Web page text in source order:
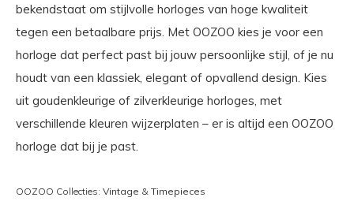
bekendstaat om stijlvolle horloges van hoge kwaliteit
tegen een betaalbare prijs. Met OOZOO kies je voor een
horloge dat perfect past bij jouw persoonlijke stijl, of je nu
houdt van een klassiek, elegant of opvallend design. Kies
uit goudenkleurige of zilverkleurige horloges, met
verschillende kleuren wijzerplaten – er is altijd een OOZOO
horloge dat bij je past.
OOZOO Collecties: Vintage & Timepieces